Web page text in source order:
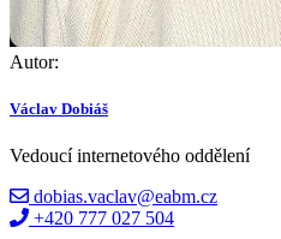
Autor:
Václav Dobiáš
Vedoucí internetového oddělení
dobias.vaclav@eabm.cz
+420 777 027 504